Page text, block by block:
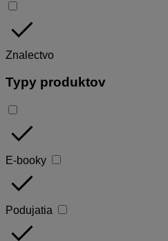
done
Znalectvo
Typy produktov
done
E-booky
done
Podujatia